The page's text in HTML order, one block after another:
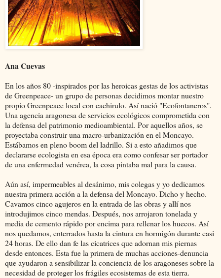
Ana Cuevas
En los años 80 -inspirados por las heroicas gestas de los activistas
de Greenpeace- un grupo de personas decidimos montar nuestro
propio Greenpeace local con cachirulo. Así nació "Ecofontaneros".
Una agencia aragonesa de servicios ecológicos comprometida con
la defensa del patrimonio medioambiental. Por aquellos años, se
proyectaba construir una macro-urbanización en el Moncayo.
Estábamos en pleno boom del ladrillo. Si a esto añadimos que
declararse ecologista en esa época era como confesar ser portador
de una enfermedad venérea, la cosa pintaba mal para la causa.
Aún así, impermeables al desánimo, mis colegas y yo dedicamos
nuestra primera acción a la defensa del Moncayo. Dicho y hecho.
Cavamos cinco agujeros en la entrada de las obras y allí nos
introdujimos cinco mendas. Después, nos arrojaron tonelada y
media de cemento rápido por encima para rellenar los huecos. Así
nos quedamos, enterrados hasta la cintura en hormigón durante casi
24 horas. De ello dan fe las cicatrices que adornan mis piernas
desde entonces. Esta fue la primera de muchas acciones-denuncia
que ayudaron a sensibilizar la conciencia de los aragoneses sobre la
necesidad de proteger los frágiles ecosistemas de esta tierra.